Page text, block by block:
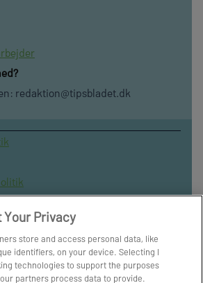
redaktion@tipsbladet.dk
Your Privacy
store and access personal data, like
identifiers, on your device. Selecting I
technologies to support the purposes
partners process data to provide.